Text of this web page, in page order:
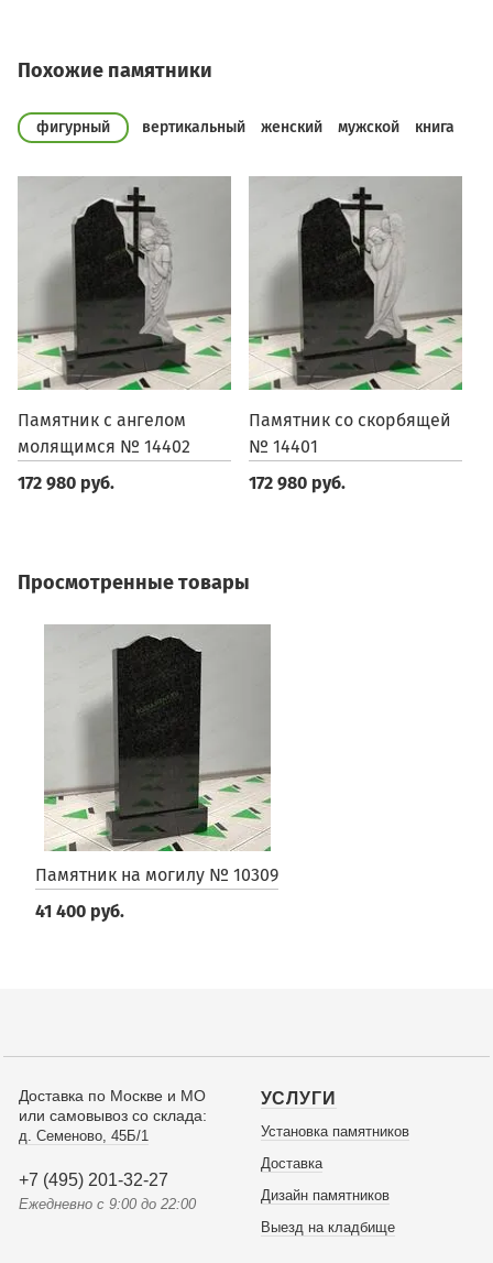
Похожие памятники
фигурный вертикальный женский мужской книга
Памятник с ангелом
молящимся № 14402
172 980 руб.
Памятник со скорбящей
№ 14401
172 980 руб.
Просмотренные товары
Памятник на могилу № 10309
41 400 руб.
Доставка по Москве и МО
или самовывоз со склада:
д. Семеново, 45Б/1
+7 (495) 201-32-27
Ежедневно с 9:00 до 22:00
УСЛУГИ
Установка памятников
Доставка
Дизайн памятников
Выезд на кладбище